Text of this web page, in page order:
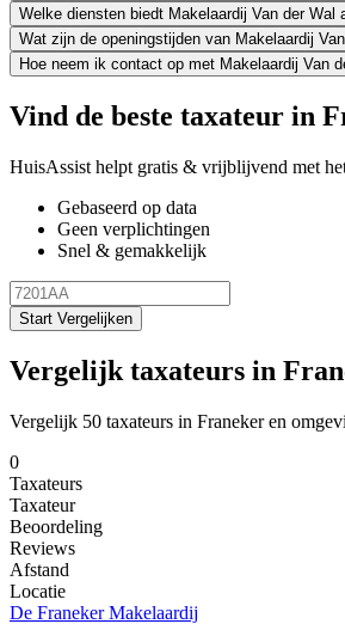
Welke diensten biedt Makelaardij Van der Wal
Wat zijn de openingstijden van Makelaardij
Hoe neem ik contact op met Makelaardij Van
Vind de beste taxateur in
HuisAssist helpt gratis & vrijblijvend met
Gebaseerd op data
Geen verplichtingen
Snel & gemakkelijk
Start Vergelijken
Vergelijk taxateurs in
Vergelijk 50 taxateurs in Franeker en
0
Taxateurs
Taxateur
Beoordeling
Reviews
Afstand
Locatie
De Franeker Makelaardij